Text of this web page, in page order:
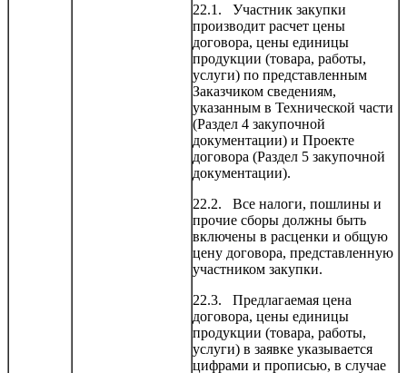
22.1. Участник закупки
производит расчет цены
договора, цены единицы
продукции (товара, работы,
услуги) по представленным
Заказчиком сведениям,
указанным в Технической части
(Раздел 4 закупочной
документации) и Проекте
договора (Раздел 5 закупочной
документации).
22.2. Все налоги, пошлины и
прочие сборы должны быть
включены в расценки и общую
цену договора, представленную
участником закупки.
22.3. Предлагаемая цена
договора, цены единицы
продукции (товара, работы,
услуги) в заявке указывается
цифрами и прописью, в случае